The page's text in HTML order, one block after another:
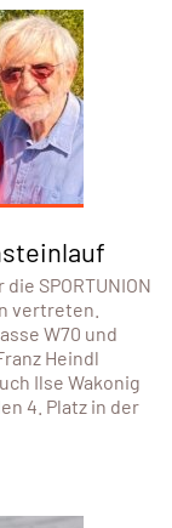
SPORTUNION
vertreten.
W70 und
Heindl
Ilse Wakonig
4. Platz in der